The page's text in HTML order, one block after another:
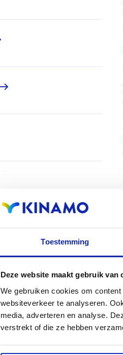
Toestemming
Deze website maakt gebruik van
We gebruiken cookies om
websiteverkeer te analyseren.
media, adverteren en analyse.
verstrekt of die ze hebben